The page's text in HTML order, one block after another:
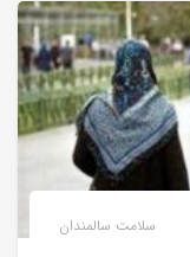
سلامت سالمندان